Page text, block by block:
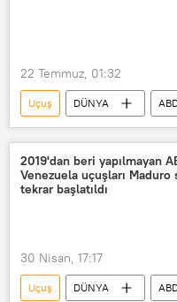
22 Temmuz, 01:32
Uçuş DÜNYA
Lübnan
Donald
2019'dan beri yapılmayan
Venezuela uçuşları Maduro
tekrar başlatıldı
30 Nisan, 17:17
Uçuş DÜNYA